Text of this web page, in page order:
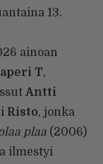
13.
ainoan
T,
Antti
Risto, jonka
plaa (2006)
ilmestyi